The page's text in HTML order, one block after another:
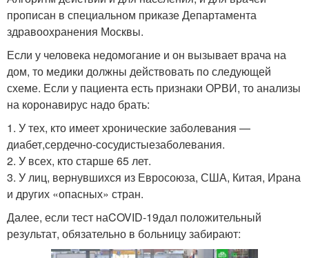
прописан в специальном приказе Департамента
здравоохранения Москвы.
Если у человека недомогание и он вызывает врача на
дом, то медики должны действовать по следующей
схеме. Если у пациента есть признаки ОРВИ, то анализы
на коронавирус надо брать:
1. У тех, кто имеет хронические заболевания —
диабет,сердечно-сосудистыезаболевания.
2. У всех, кто старше 65 лет.
3. У лиц, вернувшихся из Евросоюза, США, Китая, Ирана
и других «опасных» стран.
Далее, если тест наCOVID-19дал положительный
результат, обязательно в больницу забирают: